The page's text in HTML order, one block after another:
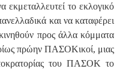
εκμεταλλευτεί το εκλογικό
και να καταφέρει
προς άλλα κόμματα
πρώην ΠΑΣΟΚικοί, μιας
του ΠΑΣΟΚ το